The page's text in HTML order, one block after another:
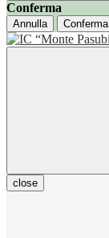
Conferma
Annulla Conferma
close